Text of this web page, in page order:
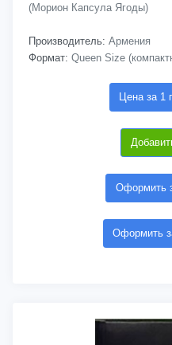
(Морион Капсула Ягоды)
Производитель: Армения
Формат: Queen Size
Цена за 1
Оформить
Оформить